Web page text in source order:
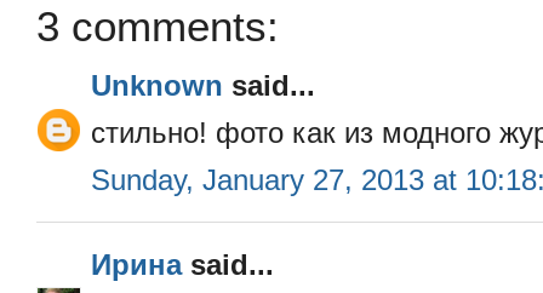
3 comments:
Unknown said...
стильно! фото как из модного
Sunday, January 27, 2013 at
Иринаsaid...